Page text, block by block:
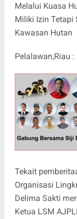
Melalui Kuasa
Miliki Izin Tetapi
Kawasan Hutan
Pelalawan,Riau :
Tekait
Organisasi
Delima Sakti
Ketua LSM